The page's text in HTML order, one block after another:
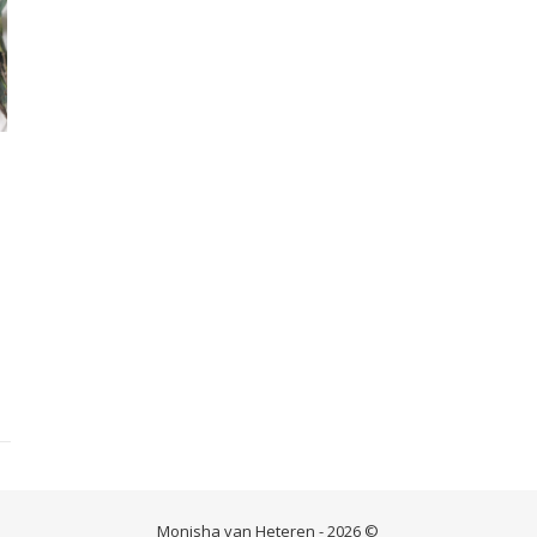
Monisha van Heteren - 2026 ©